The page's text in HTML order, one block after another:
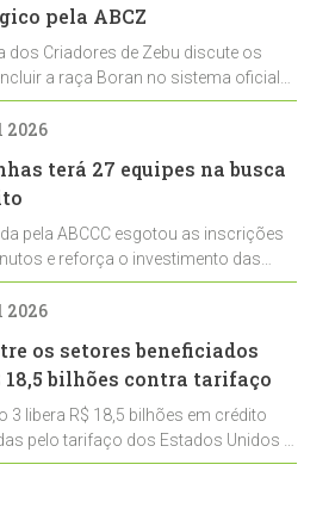
pela ABCZ
dos Criadores de Zebu discute os
a raça Boran no sistema oficial
para sua expansão na
2026
terá 27 equipes na busca
pela ABCCC esgotou as inscrições
e reforça o investimento das
de Cavalos Crioulos voltados
2026
os setores beneficiados
18,5 bilhões contra tarifaço
3 libera R$ 18,5 bilhões em crédito
pelo tarifaço dos Estados Unidos e
os setores estratégicos